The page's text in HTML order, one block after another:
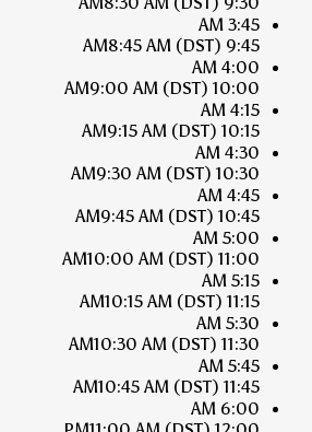
3:45 AM
9:45 AM
8:45 AM (DST)
4:00 AM
10:00 AM
9:00 AM (DST)
4:15 AM
10:15 AM
9:15 AM (DST)
4:30 AM
10:30 AM
9:30 AM (DST)
4:45 AM
10:45 AM
9:45 AM (DST)
5:00 AM
11:00 AM
10:00 AM (DST)
5:15 AM
11:15 AM
10:15 AM (DST)
5:30 AM
11:30 AM
10:30 AM (DST)
5:45 AM
11:45 AM
10:45 AM (DST)
6:00 AM